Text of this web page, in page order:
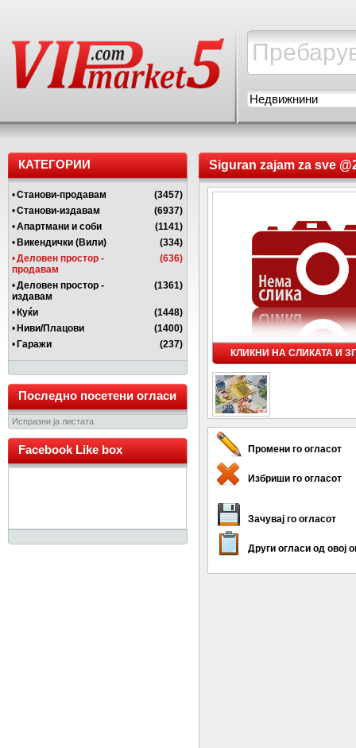
Недвижнини
КАТЕГОРИИ
•Станови-продавам
(3457)
•Станови-издавам
(6937)
•Апартмани и соби
(1141)
• Викендички (Вили)
(334)
•Деловен простор -
продавам
(636)
•Деловен простор -
издавам
(1361)
• Куќи
(1448)
• Ниви/Плацови
(1400)
• Гаражи (237)
Последно посетени огласи
Испразни ја листата
Facebook Like box
Siguran zajam za sve
КЛИКНИ НА СЛИКАТА И
Промени го огласот
Избриши го огласот
Зачувај го огласот
Други огласи од овој